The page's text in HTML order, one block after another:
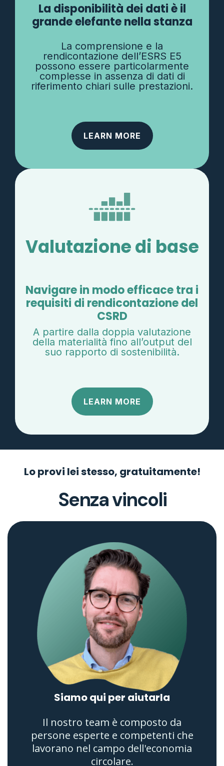
La disponibilità dei dati è il
grande elefante nella stanza
La comprensione e la
rendicontazione dell’ESRS E5
possono essere particolarmente
complesse in assenza di dati di
riferimento chiari sulle prestazioni.
LEARN MORE
Valutazione di base
Navigare in modo efficace tra i
requisiti di rendicontazione del
CSRD
A partire dalla doppia valutazione
della materialità fino all’output del
suo rapporto di sostenibilità.
LEARN MORE
Lo provi lei stesso, gratuitamente!
Senza vincoli
Siamo qui per aiutarla
Il nostro team è composto da
persone esperte e competenti che
lavorano nel campo dell'economia
circolare.